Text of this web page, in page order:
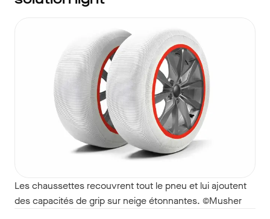
Les chaussettes recouvrent tout le pneu et lui ajoutent
des capacités de grip sur neige étonnantes. ©Musher